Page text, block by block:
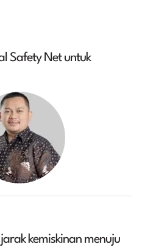
Safety Net untuk
kemiskinan menuju